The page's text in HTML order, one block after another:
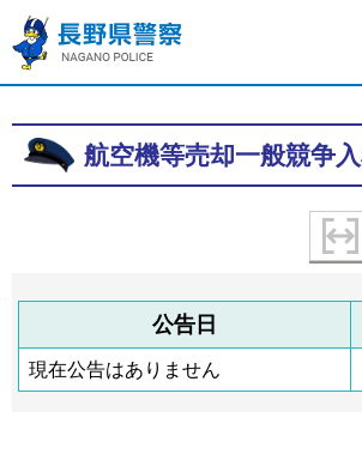
長野県警察
航空機等売却一般競争
公告日
現在公告はありません